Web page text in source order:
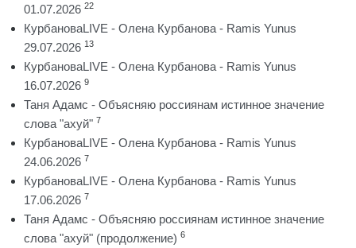
01.07.2026 22
КурбановаLIVE - Олена Курбанова - Ramis Yunus
29.07.2026 13
КурбановаLIVE - Олена Курбанова - Ramis Yunus
16.07.2026 9
Таня Адамс - Объясняю россиянам истинное значение
слова "ахуй" 7
КурбановаLIVE - Олена Курбанова - Ramis Yunus
24.06.2026 7
КурбановаLIVE - Олена Курбанова - Ramis Yunus
17.06.2026 7
Таня Адамс - Объясняю россиянам истинное значение
слова "ахуй" (продолжение) 6